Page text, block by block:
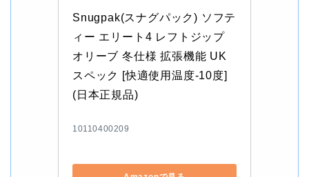
Snugpak(スナグパック) ソフテ
ィー エリート4 レフトジップ
オリーブ 冬仕様 拡張機能 UK
スペック [快適使用温度-10度]
(日本正規品)
10110400209